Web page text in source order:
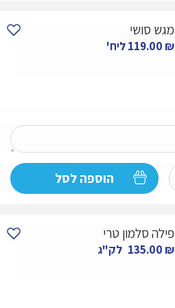
מגש סושי
119.00 ₪ ליח'
הוספה לסל
פילה סלמון טרי
135.00 ₪ לק"ג